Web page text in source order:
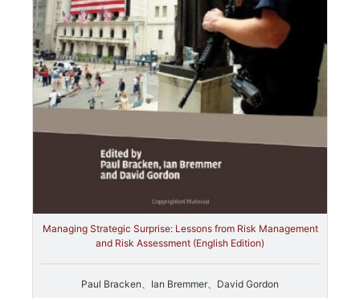
Managing Strategic Surprise: Lessons from Risk Management
and Risk Assessment (English Edition)
Paul Bracken、Ian Bremmer、David Gordon